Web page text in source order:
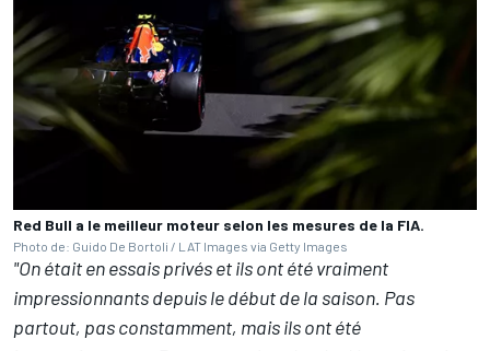
Red Bull a le meilleur moteur selon les mesures de la FIA.
Photo de: Guido De Bortoli / LAT Images via Getty Images
"On était en essais privés et ils ont été vraiment
impressionnants depuis le début de la saison. Pas
partout, pas constamment, mais ils ont été